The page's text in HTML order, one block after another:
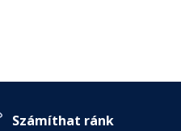
Számíthat ránk